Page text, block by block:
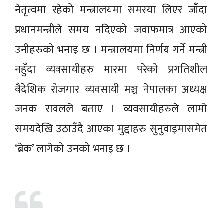
नेतृत्वमा रहेको मन्त्रालयमा समस्या लिएर जाँदा
प्रधानमन्त्रीले समय नदिएको जवाफमात्र आएको
उनीहरुको भनाइ छ । मन्त्रालयमा निर्णय गर्ने मन्त्री
नहुँदा व्यवसायीहरु मारमा परेको प्रगतिशील
वैदेशिक रोजगार व्यवसायी मञ्च नेपालका अध्यक्ष
जनक रावलले बताए । व्यवसायीहरुले लामो
समयदेखि उठाउँदै आएका मुद्दाहरु सुनुवाइमासमेत
‘ब्रेक’ लागेको उनको भनाइ छ ।